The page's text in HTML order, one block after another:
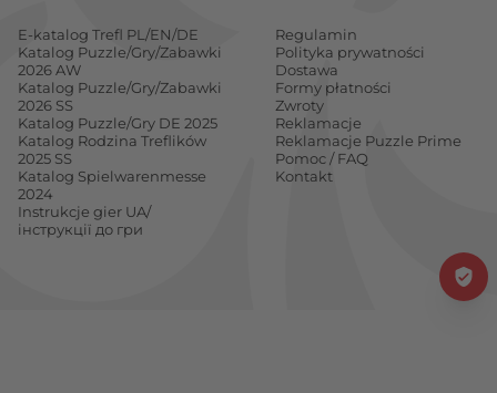
E-katalog Trefl PL/EN/DE
Katalog Puzzle/Gry/Zabawki
2026 AW
Katalog Puzzle/Gry/Zabawki
2026 SS
Katalog Puzzle/Gry DE 2025
Katalog Rodzina Treflików
2025 SS
Katalog Spielwarenmesse
2024
Instrukcje gier UA/
інструкції до гри
Regulamin
Polityka prywatności
Dostawa
Formy płatności
Zwroty
Reklamacje
Reklamacje Puzzle Prime
Pomoc / FAQ
Kontakt